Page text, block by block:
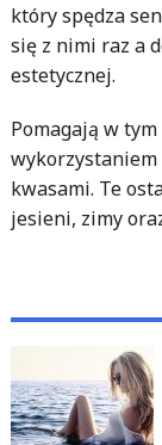
który spędza
się z nimi raz a
estetycznej.
Pomagają w
wykorzystaniem
kwasami. Te
jesieni, zimy
wpisu